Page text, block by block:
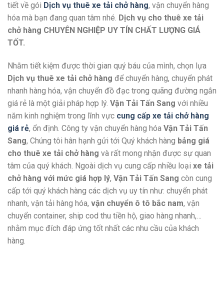
tiết về gói Dịch vụ thuê xe tải chở hàng, vận chuyển hàng
hóa mà bạn đang quan tâm nhé. Dịch vụ cho thuê xe tải
chở hàng CHUYÊN NGHIỆP UY TÍN CHẤT LƯỢNG GIÁ
TỐT.
Nhằm tiết kiệm được thời gian quý báu của mình, chọn lựa
Dịch vụ thuê xe tải chở hàng để chuyển hàng, chuyển phát
nhanh hàng hóa, vận chuyển đồ đạc trong quãng đường ngắn
giá rẻ là một giải pháp hợp lý. Vận Tải Tấn Sang với nhiều
năm kinh nghiệm trong lĩnh vực cung cấp xe tải chở hàng
giá rẻ, ổn định. Công ty vận chuyển hàng hóa Vận Tải Tấn
Sang, Chúng tôi hân hạnh gửi tới Quý khách hàng bảng giá
cho thuê xe tải chở hàng và rất mong nhận được sự quan
tâm của quý khách. Ngoài dịch vụ cung cấp nhiều loại xe tải
chở hàng với mức giá hợp lý, Vận Tải Tấn Sang còn cung
cấp tới quý khách hàng các dịch vụ uy tín như: chuyển phát
nhanh, vận tải hàng hóa, vận chuyển ô tô bắc nam, vận
chuyển container, ship cod thu tiền hộ, giao hàng nhanh,…
nhằm mục đích đáp ứng tốt nhất các nhu cầu của khách
hàng.